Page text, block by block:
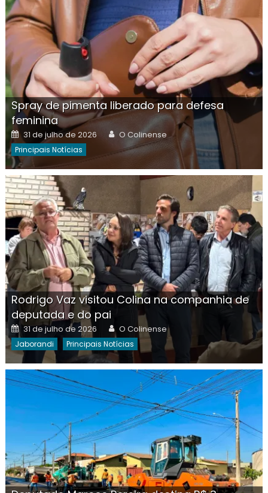
Spray de pimenta liberado para defesa
feminina
Posted
on
31 de julho de 2026 Author
O Colinense
Principais Notícias
Rodrigo Vaz visitou Colina na companhia de
deputada e do pai
Posted
on
31 de julho de 2026 Author
O Colinense
Jaborandi Principais Notícias